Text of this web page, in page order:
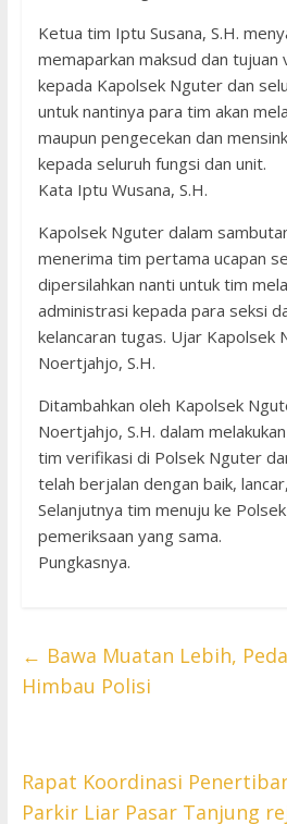
Ketua tim Iptu Susana, S.H.
memaparkan maksud dan tujuan
kepada Kapolsek Nguter dan
untuk nantinya para tim akan
maupun pengecekan dan
kepada seluruh fungsi dan unit.
Kata Iptu Wusana, S.H.
Kapolsek Nguter dalam
menerima tim pertama ucapan
dipersilahkan nanti untuk tim
administrasi kepada para seksi
kelancaran tugas. Ujar Kapolsek
Noertjahjo, S.H.
Ditambahkan oleh Kapolsek
Noertjahjo, S.H. dalam
tim verifikasi di Polsek Nguter
telah berjalan dengan baik,
Selanjutnya tim menuju ke
pemeriksaan yang sama.
Pungkasnya.
← Bawa Muatan Lebih,
Himbau Polisi
Rapat Koordinasi
Parkir Liar Pasar Tanjung